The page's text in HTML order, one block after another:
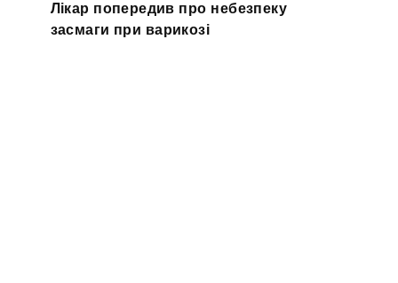
Лікар попередив про небезпеку
засмаги при варикозі